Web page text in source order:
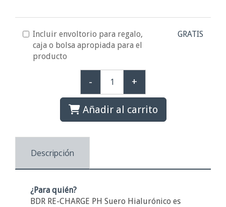
Incluir envoltorio para regalo,
caja o bolsa apropiada para el
producto
GRATIS
- +
Añadir al carrito
Descripción
¿Para quién?
BDR RE-CHARGE PH Suero Hialurónico es